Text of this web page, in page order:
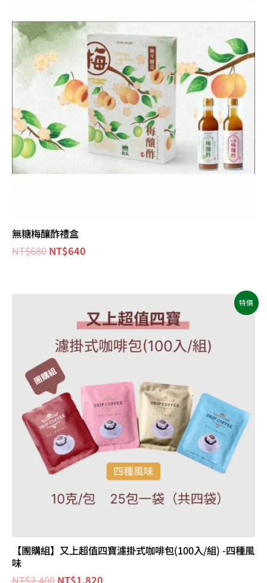
無糖梅釀酢禮盒
NT$680
格：
NT$680。
NT$640
格：
NT$640。
特價
【團購組】又上超值四寶濾掛式咖啡包(100入/組) -四種風
味
NT$2,400
格：
NT$2,400。
NT$1,820
前
價
格：
NT$1,820。